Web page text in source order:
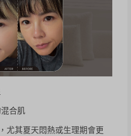
合肌
尤其夏天悶熱或生理期會更